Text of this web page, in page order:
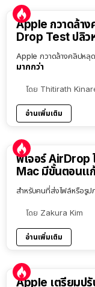
Apple กวาดล้า
Drop Test ปลิว
Apple กวาดล้างคลิปหลุ
มากกว่า
โดย Thitirath
อ่านเพิ่มเติม
ฟีเจอร์ AirDrop
Mac มีขั้นตอนแก้
สำหรับคนที่ส่งไฟล์หรือรู
โดย Zakura Kim
อ่านเพิ่มเติม
Apple เตรียมป